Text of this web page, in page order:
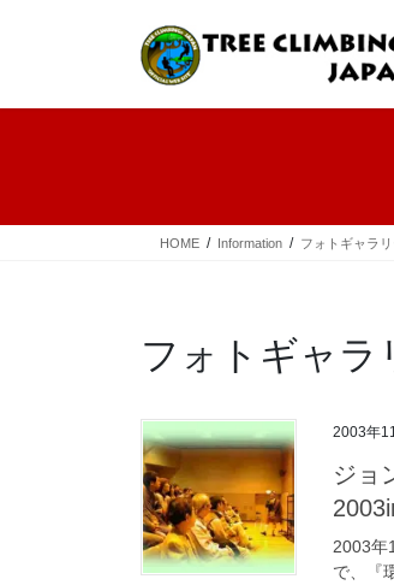
ツ
シ
HOME Information フォトギャラリ
フォトギャラ
2003年
ジョ
2003年
で、『